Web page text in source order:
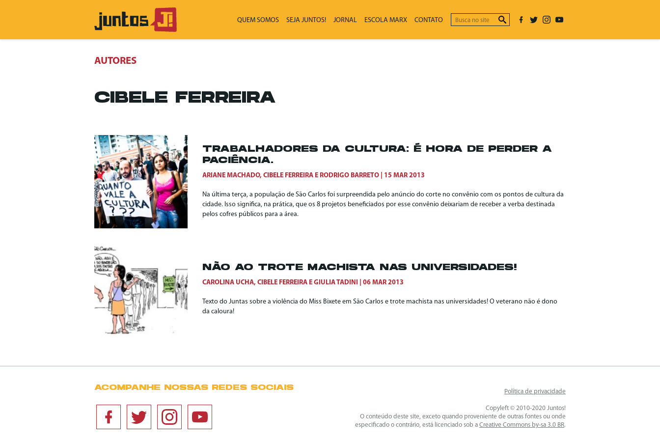
QUEM SOMOS SEJA JUNTOS! JORNAL ESCOLA MARX CONTATO
AUTORES
CIBELE FERREIRA
TRABALHADORES DA CULTURA: É HORA DE PERDER A
PACIÊNCIA.
ARIANE MACHADO, CIBELE FERREIRA E RODRIGO BARRETO 15 MAR 2013
Na última terça, a população de São Carlos foi surpreendida pelo anúncio do corte no convênio com os pontos de cultura da
cidade. Isso significa, na prática, que os 8 projetos beneficiados por esse convênio deixariam de receber a verba destinada
pelos cofres públicos para a área.
NÃO AO TROTE MACHISTA NAS UNIVERSIDADES!
CAROLINA UCHA, CIBELE FERREIRA E GIULIA TADINI 06 MAR 2013
Texto do Juntas sobre a violência do Miss Bixete em São Carlos e trote machista nas universidades! O veterano não é dono
da caloura!
ACOMPANHE NOSSAS REDES SOCIAIS Política de privacidade
Copyleft © 2010-2020 Juntos!
O conteúdo deste site, exceto quando proveniente de outras fontes ou onde
especificado o contrário, está licenciado sob a Creative Commons by-sa 3.0 BR.